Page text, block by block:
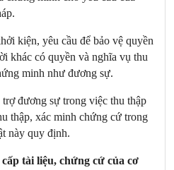
kiện, yêu cầu để bảo vệ quyền
khác có quyền và nghĩa vụ thu
minh như đương sự.
đương sự trong việc thu thập
thập, xác minh chứng cứ trong
này quy định.
tài liệu, chứng cứ của cơ